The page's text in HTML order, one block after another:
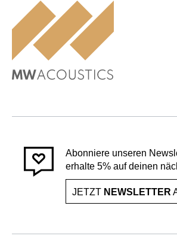
Abonniere unseren
erhalte 5% auf deinen
JETZT NEWSLETTER